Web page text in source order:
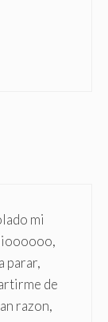
mi
parar,
de
razon,